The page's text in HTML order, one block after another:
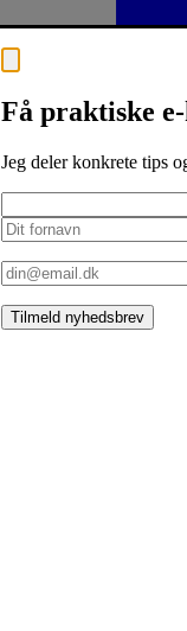
Få praktiske
Jeg deler konkrete tips
Tilmeld nyhedsbrev